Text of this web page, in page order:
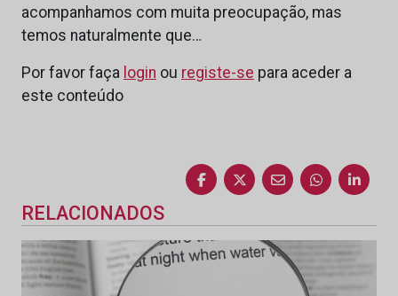
acompanhamos com muita preocupação, mas
temos naturalmente que…
Por favor faça login ou registe-se para aceder a
este conteúdo
RELACIONADOS